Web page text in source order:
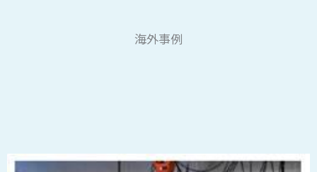
海外事例